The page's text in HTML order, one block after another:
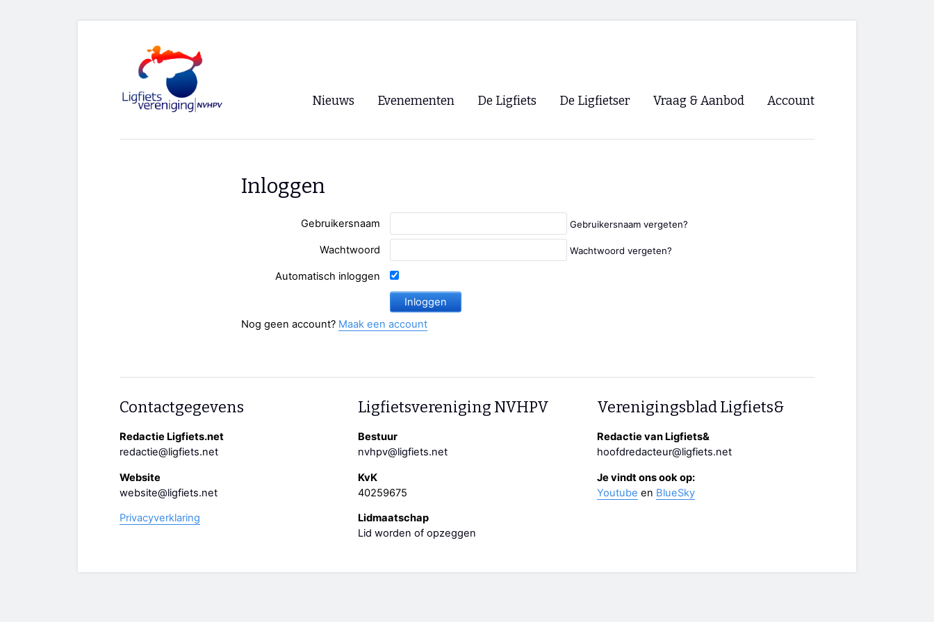
Nieuws Evenementen
Paastreffen
Oliebollentocht
De Ligfiets De Ligfietser
Lokale Fietsverenigingen
Vraag & Aanbod Account
Inloggen
Gebruikersnaam Gebruikersnaam vergeten?
Wachtwoord Wachtwoord vergeten?
Automatisch inloggen
Nog geen account? Maak een account
Contactgegevens
Redactie Ligfiets.net
redactie@ligfiets.net
Website
website@ligfiets.net
Privacyverklaring
Ligfietsvereniging NVHPV
Bestuur
nvhpv@ligfiets.net
KvK
40259675
Lidmaatschap
Lid worden of opzeggen
Verenigingsblad Ligfiets&
Redactie van Ligfiets&
hoofdredacteur@ligfiets.net
Je vindt ons ook op:
Youtube en BlueSky